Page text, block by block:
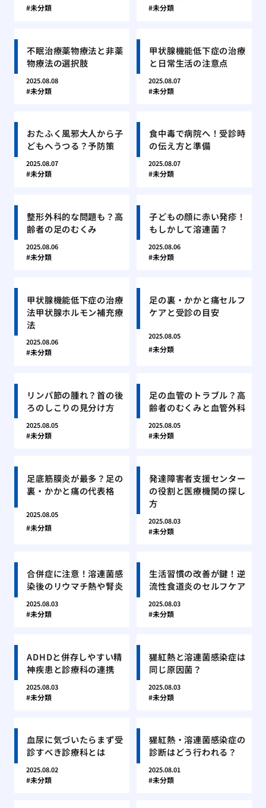
未分類 未分類
不眠治療薬物療法と非薬
物療法の選択肢
2025.08.08
未分類
甲状腺機能低下症の治療
と日常生活の注意点
2025.08.07
未分類
おたふく風邪大人から子
どもへうつる？予防策
2025.08.07
未分類
食中毒で病院へ！受診時
の伝え方と準備
2025.08.07
未分類
整形外科的な問題も？高
齢者の足のむくみ
2025.08.06
未分類
子どもの顔に赤い発疹！
もしかして溶連菌？
2025.08.06
未分類
甲状腺機能低下症の治療
法甲状腺ホルモン補充療
法
2025.08.06
未分類
足の裏・かかと痛セルフ
ケアと受診の目安
2025.08.05
未分類
リンパ節の腫れ？首の後
ろのしこりの見分け方
2025.08.05
未分類
足の血管のトラブル？高
齢者のむくみと血管外科
2025.08.05
未分類
足底筋膜炎が最多？足の
裏・かかと痛の代表格
2025.08.05
未分類
発達障害者支援センター
の役割と医療機関の探し
方
2025.08.03
未分類
合併症に注意！溶連菌感
染後のリウマチ熱や腎炎
2025.08.03
未分類
生活習慣の改善が鍵！逆
流性食道炎のセルフケア
2025.08.03
未分類
ADHDと併存しやすい精
神疾患と診療科の連携
2025.08.03
未分類
猩紅熱と溶連菌感染症は
同じ原因菌？
2025.08.03
未分類
血尿に気づいたらまず受
診すべき診療科とは
2025.08.02
未分類
猩紅熱・溶連菌感染症の
診断はどう行われる？
2025.08.01
未分類